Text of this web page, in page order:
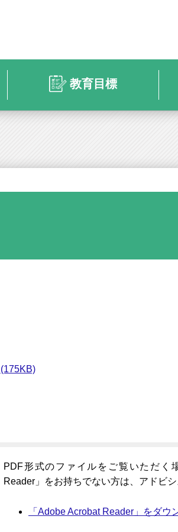
教育目標
(175KB)
PDF形式のファイルをご覧いただく
Reader」をお持ちでない方は、アドビ
「Adobe Acrobat Reader」をダウ